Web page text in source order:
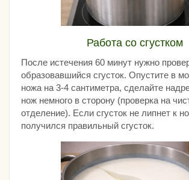
Работа со сгустком
После истечения 60 минут нужно
образовавшийся сгусток. Опустите в
ножа на 3-4 сантиметра, сделайте
нож немного в сторону (проверка на
отделение). Если сгусток не липнет к
получился правильный сгусток.